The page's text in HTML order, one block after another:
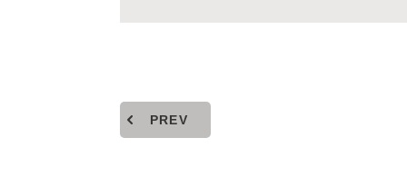
PREV